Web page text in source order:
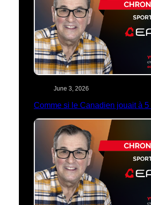
June 3, 2026
Comme si le Canadien jouait à 5